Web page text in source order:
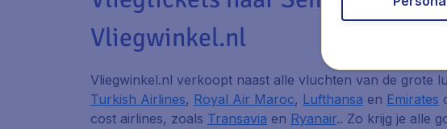
Vliegwinkel.nl
Vliegwinkel.nl verkoopt naast alle vluchten van de grote
Turkish Airlines, Royal Air Maroc, Lufthansa en Emirates
cost airlines, zoals Transavia en Ryanair.. Zo krijg je alle